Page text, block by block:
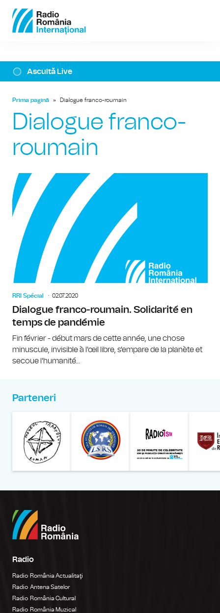
Ascultă Live
Prima pagină » Dialogue franco-roumain
Dialogue franco-
roumain
RRI Spécial 02.07.2020
Dialogue franco-roumain. Solidarité en
temps de pandémie
Fin février - début mars de cette année, une chose
minuscule, invisible à l'œil libre, s'empare de la planète et
secoue l'humanité...
Parteneri
Radio
Radio România Actualitaţi
Radio Antena Satelor
Radio România Cultural
Radio România Muzical